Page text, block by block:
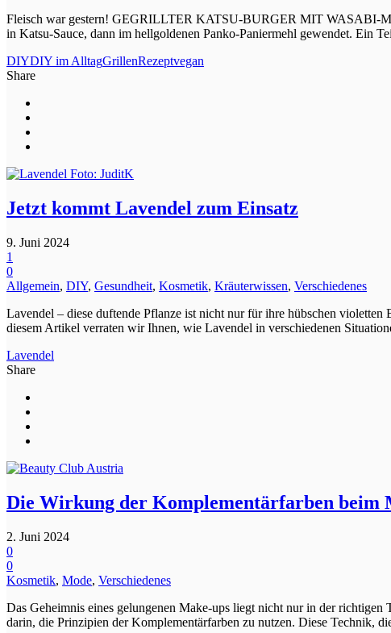
Fleisch war gestern! GEGRILLTER KATSU-BURGER MIT WASABI-
in Katsu-Sauce, dann im hellgoldenen Panko-Paniermehl gewendet. Ein
DIYDIY im AlltagGrillenRezeptvegan
Share
Jetzt kommt Lavendel zum Einsatz
9. Juni 2024
1
0
Allgemein, DIY, Gesundheit, Kosmetik, Kräuterwissen, Verschiedenes
Lavendel – diese duftende Pflanze ist nicht nur für ihre hübschen
diesem Artikel verraten wir Ihnen, wie Lavendel in verschiedenen
Lavendel
Share
Die Wirkung der Komplementärfarben beim
2. Juni 2024
0
0
Kosmetik, Mode, Verschiedenes
Das Geheimnis eines gelungenen Make-ups liegt nicht nur in der
darin, die Prinzipien der Komplementärfarben zu nutzen. Diese Technik,